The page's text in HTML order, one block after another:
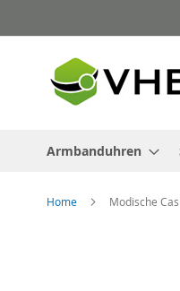
zum
Armbanduhren
Home Modische